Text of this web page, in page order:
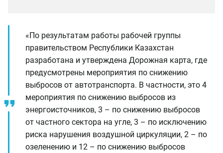
«По результатам работы рабочей группы
правительством Республики Казахстан
разработана и утверждена Дорожная карта, где
предусмотрены мероприятия по снижению
выбросов от автотранспорта. В частности, это 4
мероприятия по снижению выбросов из
энергоисточников, 3 – по снижению выбросов
от частного сектора на угле, 3 – по исключению
риска нарушения воздушной циркуляции, 2 – по
озеленению и 12 – по снижению выбросов